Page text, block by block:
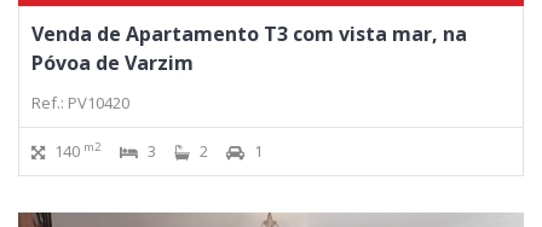
Venda de Apartamento T3 com vista mar, na
Póvoa de Varzim
Ref.: PV10420
140 m2 3 2 1